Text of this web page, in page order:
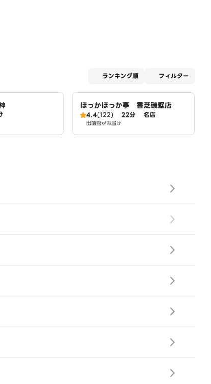
ランキング順 フィルター
ほっかほっか亭 香芝磯壁店
4.4(122) 22分 名店
出前館がお届け